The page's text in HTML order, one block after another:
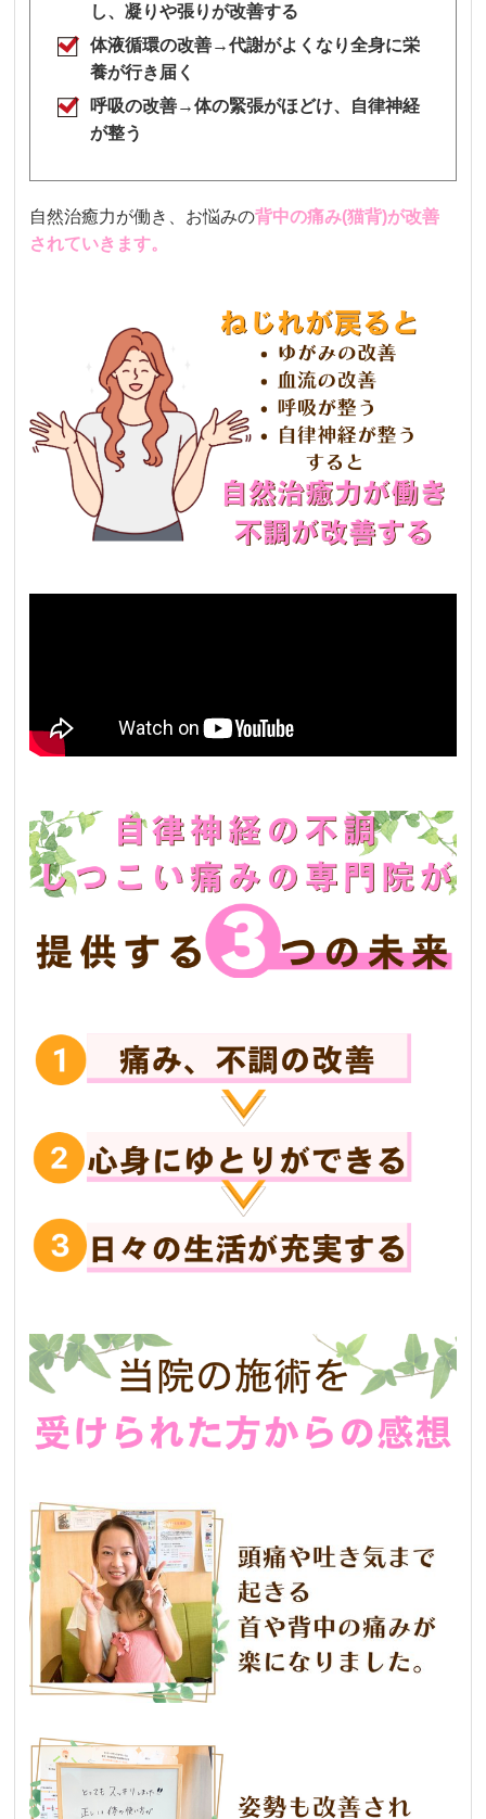
し、凝りや張りが改善する
体液循環の改善→代謝がよくなり全身に栄
養が行き届く
呼吸の改善→体の緊張がほどけ、自律神経
が整う
自然治癒力が働き、お悩みの背中の痛み(猫背)が改善
されていきます。